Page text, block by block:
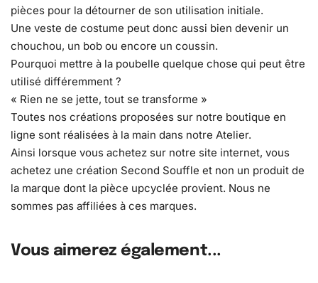
pièces pour la détourner de son utilisation initiale.
Une veste de costume peut donc aussi bien devenir un
chouchou, un bob ou encore un coussin.
Pourquoi mettre à la poubelle quelque chose qui peut être
utilisé différemment ?
« Rien ne se jette, tout se transforme »
Toutes nos créations proposées sur notre boutique en
ligne sont réalisées à la main dans notre Atelier.
Ainsi lorsque vous achetez sur notre site internet, vous
achetez une création Second Souffle et non un produit de
la marque dont la pièce upcyclée provient. Nous ne
sommes pas affiliées à ces marques.
Vous aimerez également...